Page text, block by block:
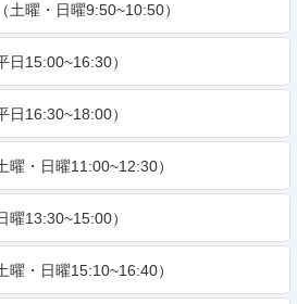
曜・日曜9:50~10:50）
15:00~16:30）
16:30~18:00）
・日曜11:00~12:30）
13:30~15:00）
・日曜15:10~16:40）